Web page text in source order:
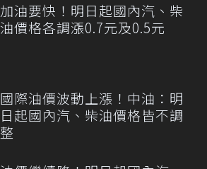
加油要快！明日起國內汽、柴
油價格各調漲0.7元及0.5元
國際油價波動上漲！中油：明
日起國內汽、柴油價格皆不調
整